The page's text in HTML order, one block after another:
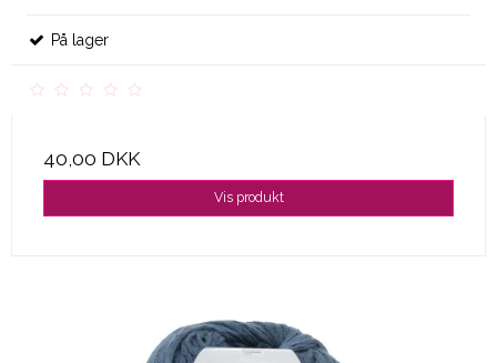
På lager
40,00 DKK
Vis produkt